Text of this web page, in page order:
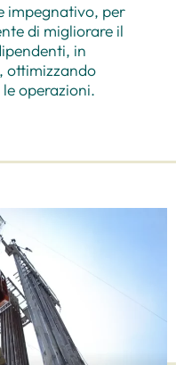
impegnativo, per
di migliorare il
in
ottimizzando
operazioni.